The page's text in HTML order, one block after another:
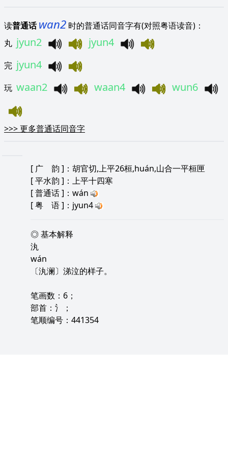
读普通话 wan2 时的普通话同音字有(对照粤语读音)：
丸 jyun2 jyun4
完 jyun4
玩 waan2 waan4 wun6
>>>更多普通话同音字
[ 广 韵 ]：胡官切,上平26桓,huán,山合一平桓匣
[平水韵 ]：上平十四寒
[普通话]：wán
[粤 语]：jyun4
◎ 基本解释
汍
wán
〔汍澜〕涕泣的样子。
笔画数：6；
部首：氵；
笔顺编号：441354